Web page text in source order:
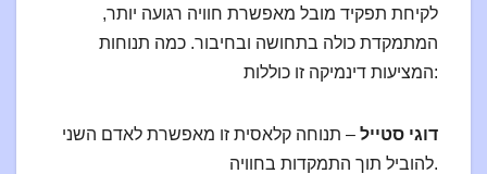
לקיחת תפקיד מובל מאפשרת חוויה רגועה יותר,
המתמקדת כולה בתחושה ובחיבור. כמה תנוחות
המציעות דינמיקה זו כוללות:
דוגי סטייל – תנוחה קלאסית זו מאפשרת לאדם השני
להוביל תוך התמקדות בחוויה.